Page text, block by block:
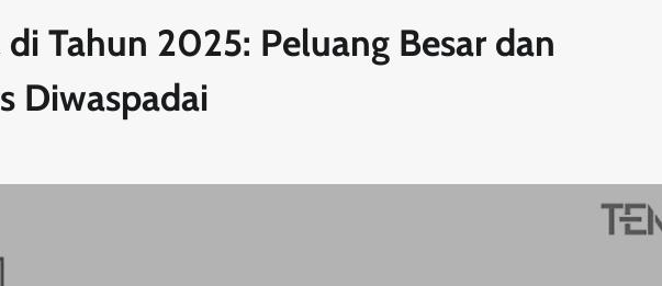
Tahun 2025: Peluang Besar dan
Diwaspadai